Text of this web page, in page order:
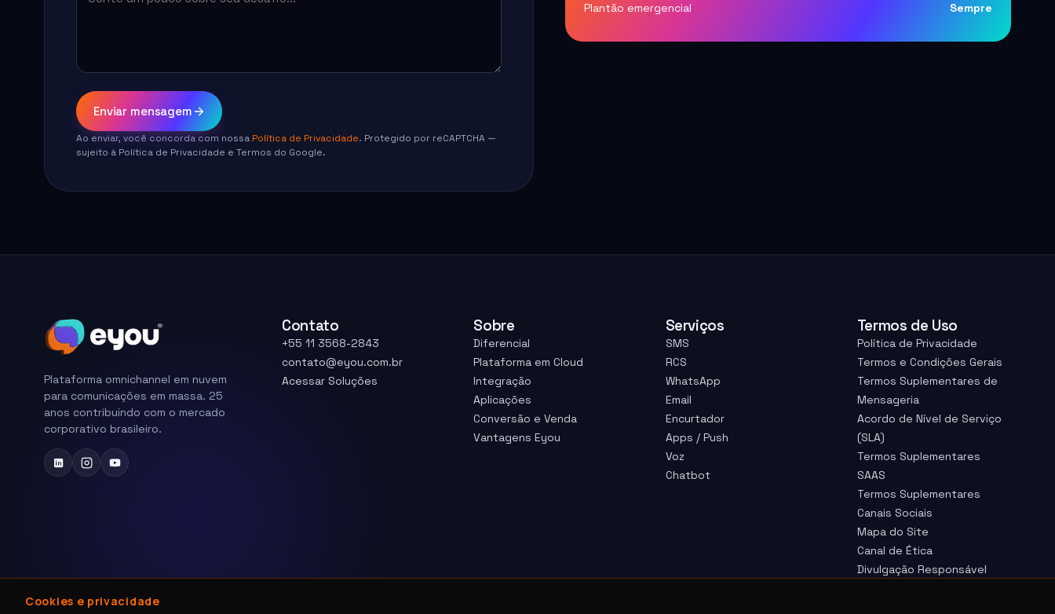
Enviar mensagem
Ao enviar, você concorda com nossa Política de Privacidade. Protegido por reCAPTCHA —
sujeito à Política de Privacidade e Termos do Google.
Plantão emergencial Sempre
Plataforma omnichannel em nuvem
para comunicações em massa. 25
anos contribuindo com o mercado
corporativo brasileiro.
Contato
+55 11 3568-2843
contato@eyou.com.br
Acessar Soluções
Sobre
Diferencial
Plataforma em Cloud
Integração
Aplicações
Conversão e Venda
Vantagens Eyou
Serviços
SMS
RCS
WhatsApp
Email
Encurtador
Apps / Push
Voz
Chatbot
Termos de Uso
Política de Privacidade
Termos e Condições Gerais
Termos Suplementares de
Mensageria
Acordo de Nível de Serviço
(SLA)
Termos Suplementares
SAAS
Termos Suplementares
Canais Sociais
Mapa do Site
Canal de Ética
Divulgação Responsável
Cookies e privacidade